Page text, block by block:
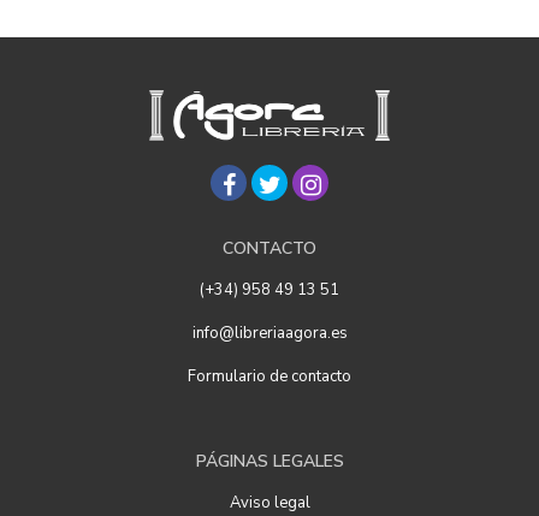
CONTACTO
(+34) 958 49 13 51
info@libreriaagora.es
Formulario de contacto
PÁGINAS LEGALES
Aviso legal